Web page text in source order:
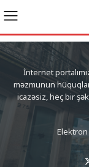
İnternet
məzmunun
icazəsiz, heç bir